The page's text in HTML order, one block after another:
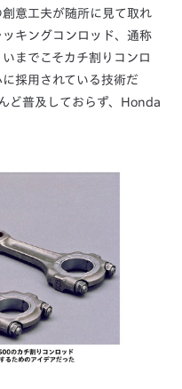
意工夫が随所に見て取れ
キングコンロッド、通称
までこそカチ割りコンロ
採用されている技術だ
ど普及しておらず、Honda